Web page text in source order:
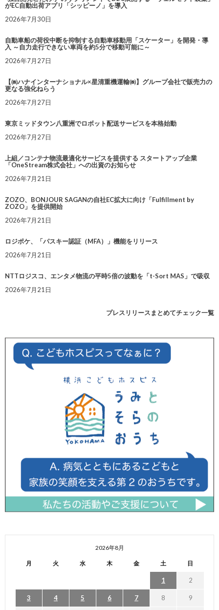
がEC自動出荷アプリ「シッピーノ」を導入
2026年7月30日
自動車船の荷役中断を抑制する自動車移動用「スケーター」を開発・導
入 ～自力走行できない車両を約5分で移動可能に～
2026年7月27日
【㈱ハナインターナショナル×星清重機運輸㈱】グループ会社で販売力の
更なる強化ねらう
2026年7月27日
東京ミッドタウン八重洲でロボット配送サービスを本格始動
2026年7月27日
上組／コンテナ物流最適化サービスを提供する スタートアップ企業
「OneStream株式会社」への出資のお知らせ
2026年7月21日
ZOZO、BONJOUR SAGANの自社EC拡大に向け「Fulfillment by
ZOZO」を提供開始
2026年7月21日
ロジポケ、「パスキー認証（MFA）」機能をリリース
2026年7月21日
NTTロジスコ、エンタメ物流の平時5倍の波動を「t-Sort MAS」で吸収
2026年7月21日
プレスリリースまとめてチェック一覧
2026年8月
月 火 水 木 金 土 日
1 2
3 4 5 6 7 8 9